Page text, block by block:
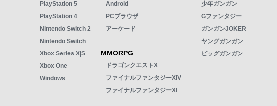
PlayStation 5
PlayStation 4
Nintendo Switch 2
Nintendo Switch
Xbox Series X|S
Xbox One
Windows
Android
PCブラウザ
アーケード
MMORPG
ドラゴンクエストX
ファイナルファンタジーXIV
ファイナルファンタジーXI
少年ガンガン
Gファンタジー
ガンガンJOKER
ヤングガンガン
ビッグガンガン